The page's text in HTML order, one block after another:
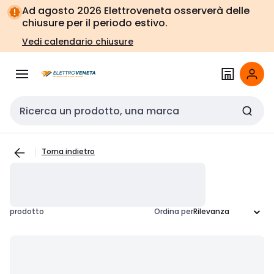
Vai alla
navigazione
Vai
alla
pagina
Ad agosto 2026 Elettroveneta osserverà delle
chiusure per il periodo estivo.
Vedi calendario chiusure
Cerca input
Torna indietro
prodotto Ordina per